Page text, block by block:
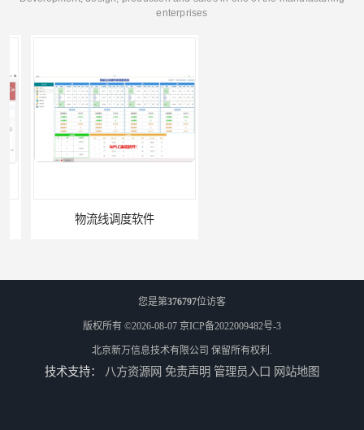
enterprises
物流线调度软件
您是第376797位访客
版权所有 ©2026-08-07 京ICP备2022009482号-3
北京新万信息技术有限公司 保留所有权利.
技术支持： 八方资源网 免责声明 管理员入口 网站地图